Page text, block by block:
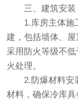
三、建筑安装
1.库房主体施工
建，包括墙体、
采用防火等级不
火处理。
2.防爆材料安装
材料，确保冷库